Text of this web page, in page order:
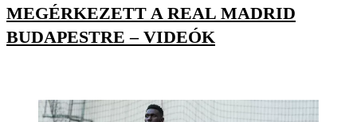
MEGÉRKEZETT A REAL MADRID
BUDAPESTRE – VIDEÓK